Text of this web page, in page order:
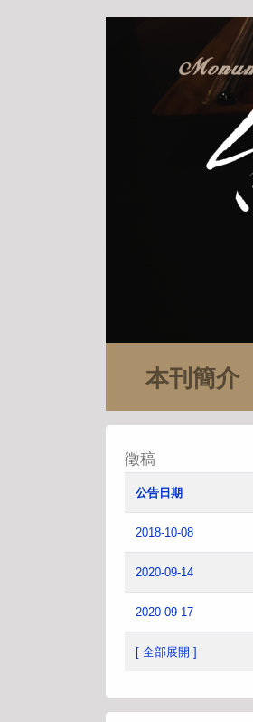
本刊簡介
徵稿
公告日期
2018-10-08
2020-09-14
2020-09-17
[ 全部展開 ]